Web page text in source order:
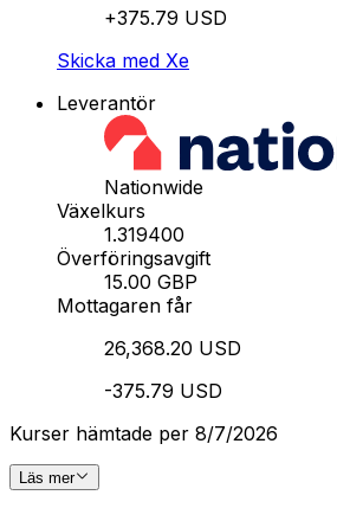
+375.79 USD
Skicka med Xe
Leverantör
Nationwide
Växelkurs
1.319400
Överföringsavgift
15.00 GBP
Mottagaren får
26,368.20 USD
-375.79 USD
Kurser hämtade per 8/7/2026
Läs mer